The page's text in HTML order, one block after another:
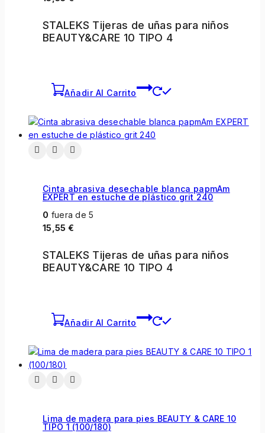
STALEKS Tijeras de uñas para niños
BEAUTY&CARE 10 TIPO 4
Añadir Al Carrito
Cinta abrasiva desechable blanca papmAm
EXPERT en estuche de plástico grit 240
0 fuera de 5
15,55 €
STALEKS Tijeras de uñas para niños
BEAUTY&CARE 10 TIPO 4
Añadir Al Carrito
Lima de madera para pies BEAUTY & CARE 10
TIPO 1 (100/180)